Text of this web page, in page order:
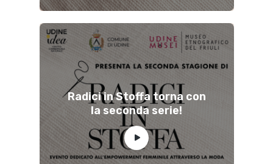
Radici in Stoffa torna con
la seconda serie!